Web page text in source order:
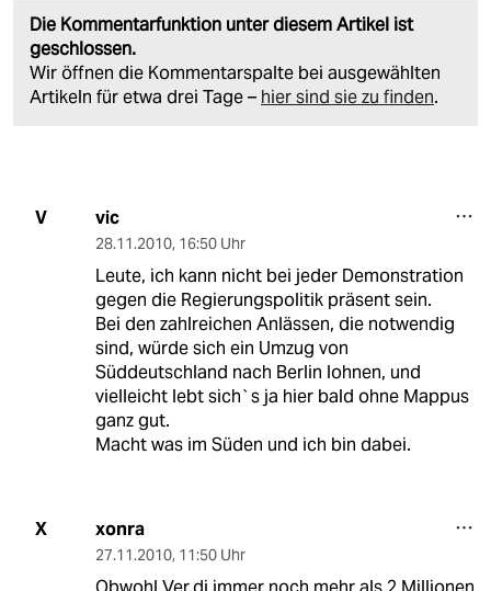
Die Kommentarfunktion unter diesem Artikel ist
geschlossen.
Wir öffnen die Kommentarspalte bei ausgewählten
Artikeln für etwa drei Tage – hier sind sie zu finden.
V vic
28.11.2010, 16:50 Uhr
Leute, ich kann nicht bei jeder Demonstration
gegen die Regierungspolitik präsent sein.
Bei den zahlreichen Anlässen, die notwendig
sind, würde sich ein Umzug von
Süddeutschland nach Berlin lohnen, und
vielleicht lebt sich`s ja hier bald ohne Mappus
ganz gut.
Macht was im Süden und ich bin dabei.
X xonra
27.11.2010, 11:50 Uhr